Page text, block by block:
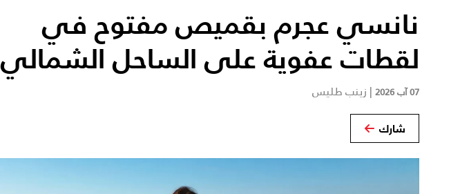
نانسي عجرم بقميص مفتوح في
لقطات عفوية على الساحل الشمالي
07 آب 2026 | زينب طليس
شارك